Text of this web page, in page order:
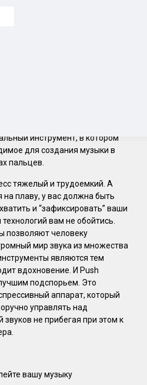
всему Таможенному союзу.
инструмент, в котором
для создания музыки в
пальцев.
тяжелый и трудоемкий. А
на плаву, у вас должна быть
и “зафиксировать” ваши
вам не обойтись.
позволяют человеку
мир звука из множества
являются тем
вдохновение. И Push
подспорьем. Это
аппарат, который
управлять над
не прибегая при этом к
вашу музыку